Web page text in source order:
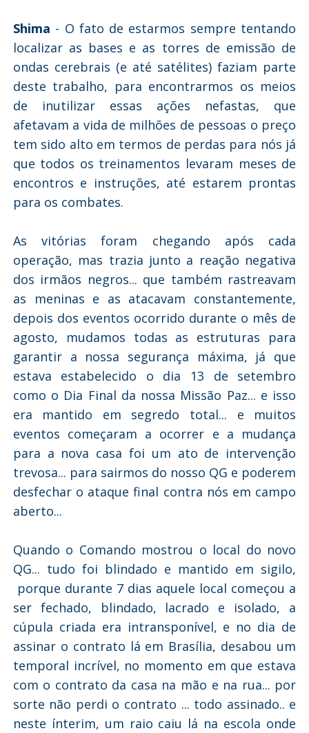
Shima - O fato de estarmos sempre tentando
localizar as bases e as torres de emissão de
ondas cerebrais (e até satélites) faziam parte
deste trabalho, para encontrarmos os meios
de inutilizar essas ações nefastas, que
afetavam a vida de milhões de pessoas o preço
tem sido alto em termos de perdas para nós já
que todos os treinamentos levaram meses de
encontros e instruções, até estarem prontas
para os combates.
As vitórias foram chegando após cada
operação, mas trazia junto a reação negativa
dos irmãos negros... que também rastreavam
as meninas e as atacavam constantemente,
depois dos eventos ocorrido durante o mês de
agosto, mudamos todas as estruturas para
garantir a nossa segurança máxima, já que
estava estabelecido o dia 13 de setembro
como o Dia Final da nossa Missão Paz... e isso
era mantido em segredo total... e muitos
eventos começaram a ocorrer e a mudança
para a nova casa foi um ato de intervenção
trevosa... para sairmos do nosso QG e poderem
desfechar o ataque final contra nós em campo
aberto...
Quando o Comando mostrou o local do novo
QG... tudo foi blindado e mantido em sigilo,
porque durante 7 dias aquele local começou a
ser fechado, blindado, lacrado e isolado, a
cúpula criada era intransponível, e no dia de
assinar o contrato lá em Brasília, desabou um
temporal incrível, no momento em que estava
com o contrato da casa na mão e na rua... por
sorte não perdi o contrato ... todo assinado.. e
neste ínterim, um raio caiu lá na escola onde